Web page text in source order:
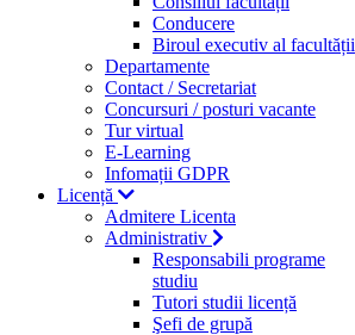
Conducere
Biroul executiv al facultății
Departamente
Contact / Secretariat
Concursuri / posturi vacante
Tur virtual
E-Learning
Infomații GDPR
Licență
Admitere Licenta
Administrativ
Responsabili programe
studiu
Tutori studii licență
Şefi de grupă